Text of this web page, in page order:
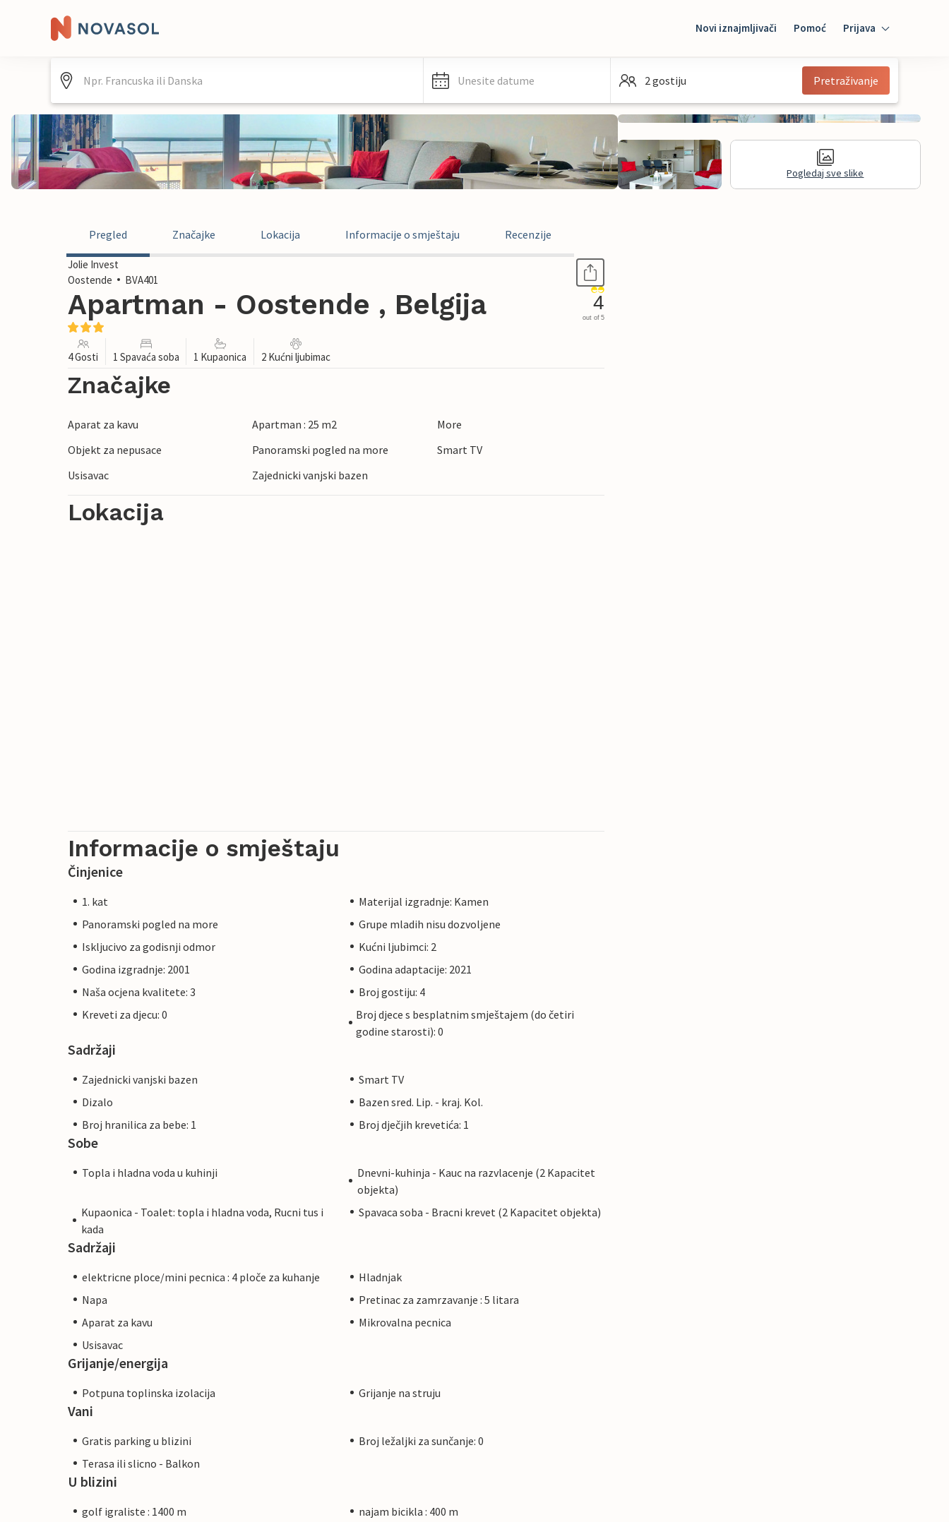
Novi iznajmljivači Pomoć Prijava
Mybooking
Unesite datume 2 gostiju Pretraživanje
Pogledaj sve slike
Pregled Značajke Lokacija Informacije o smještaju Recenzije
Jolie Invest
Oostende
BVA401
Apartman - Oostende , Belgija 4
out of 5
4 Gosti 1 Spavaća soba 1 Kupaonica 2 Kućni ljubimac
Značajke
Aparat za kavu Apartman : 25 m2
More
Objekt za nepusace
Panoramski pogled na more
Smart TV
Usisavac
Zajednicki vanjski bazen
Lokacija
Informacije o smještaju
Činjenice
1. kat
Materijal izgradnje: Kamen
Panoramski pogled na more
Grupe mladih nisu dozvoljene
Iskljucivo za godisnji odmor
Kućni ljubimci: 2
Godina izgradnje: 2001
Godina adaptacije: 2021
Naša ocjena kvalitete: 3
Broj gostiju: 4
Kreveti za djecu: 0
Broj djece s besplatnim smještajem (do četiri
godine starosti): 0
Sadržaji
Zajednicki vanjski bazen
Smart TV
Dizalo
Bazen sred. Lip. - kraj. Kol.
Broj hranilica za bebe: 1
Broj dječjih krevetića: 1
Sobe
Topla i hladna voda u kuhinji
Dnevni-kuhinja - Kauc na razvlacenje (2 Kapacitet
objekta)
Kupaonica - Toalet: topla i hladna voda, Rucni tus i
kada
Spavaca soba - Bracni krevet (2 Kapacitet objekta)
Sadržaji
elektricne ploce/mini pecnica : 4 ploče za kuhanje
Hladnjak
Napa
Pretinac za zamrzavanje : 5 litara
Aparat za kavu
Mikrovalna pecnica
Usisavac
Grijanje/energija
Potpuna toplinska izolacija Grijanje na struju
Vani
Gratis parking u blizini
Broj ležaljki za sunčanje: 0
Terasa ili slicno - Balkon
U blizini
golf igraliste : 1400 m
najam bicikla : 400 m